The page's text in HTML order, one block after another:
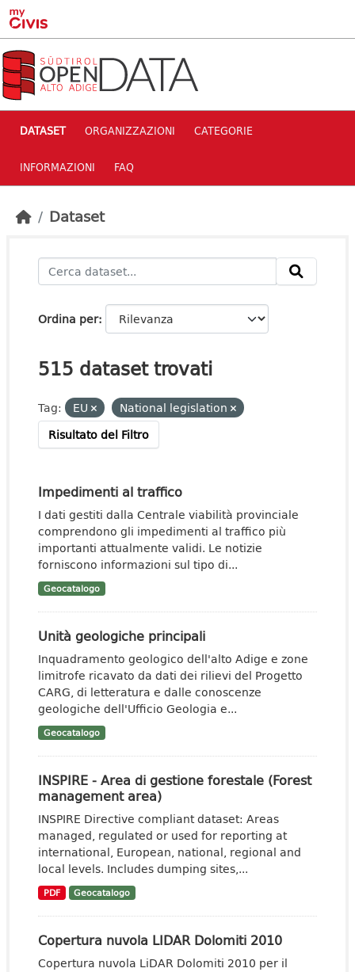
Skip to main content
DATASET ORGANIZZAZIONI CATEGORIE
INFORMAZIONI FAQ
Dataset
Ordina per
515 dataset trovati
Tag: EU
National legislation
Risultato del Filtro
Impedimenti al traffico
I dati gestiti dalla Centrale viabilità provinciale
comprendono gli impedimenti al traffico più
importanti attualmente validi. Le notizie
forniscono informazioni sul tipo di...
Geocatalogo
Unità geologiche principali
Inquadramento geologico dell'alto Adige e zone
limitrofe ricavato da dati dei rilievi del Progetto
CARG, di letteratura e dalle conoscenze
geologiche dell'Ufficio Geologia e...
Geocatalogo
INSPIRE - Area di gestione forestale (Forest
management area)
INSPIRE Directive compliant dataset: Areas
managed, regulated or used for reporting at
international, European, national, regional and
local levels. Includes dumping sites,...
PDF Geocatalogo
Copertura nuvola LIDAR Dolomiti 2010
Copertura nuvola LiDAR Dolomiti 2010 per il